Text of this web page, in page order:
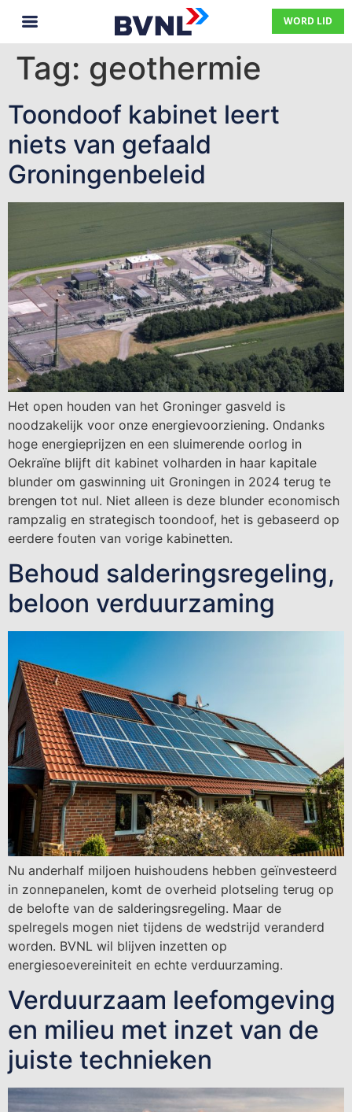
WORD LID
Tag: geothermie
Toondoof kabinet leert
niets van gefaald
Groningenbeleid
Het open houden van het Groninger gasveld is
noodzakelijk voor onze energievoorziening. Ondanks
hoge energieprijzen en een sluimerende oorlog in
Oekraïne blijft dit kabinet volharden in haar kapitale
blunder om gaswinning uit Groningen in 2024 terug te
brengen tot nul. Niet alleen is deze blunder economisch
rampzalig en strategisch toondoof, het is gebaseerd op
eerdere fouten van vorige kabinetten.
Behoud salderingsregeling,
beloon verduurzaming
Nu anderhalf miljoen huishoudens hebben geïnvesteerd
in zonnepanelen, komt de overheid plotseling terug op
de belofte van de salderingsregeling. Maar de
spelregels mogen niet tijdens de wedstrijd veranderd
worden. BVNL wil blijven inzetten op
energiesoevereiniteit en echte verduurzaming.
Verduurzaam leefomgeving
en milieu met inzet van de
juiste technieken